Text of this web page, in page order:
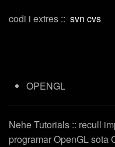
codi i extres :: svn cvs
OPENGL
Nehe Tutorials :: recull
programar OpenGL sota